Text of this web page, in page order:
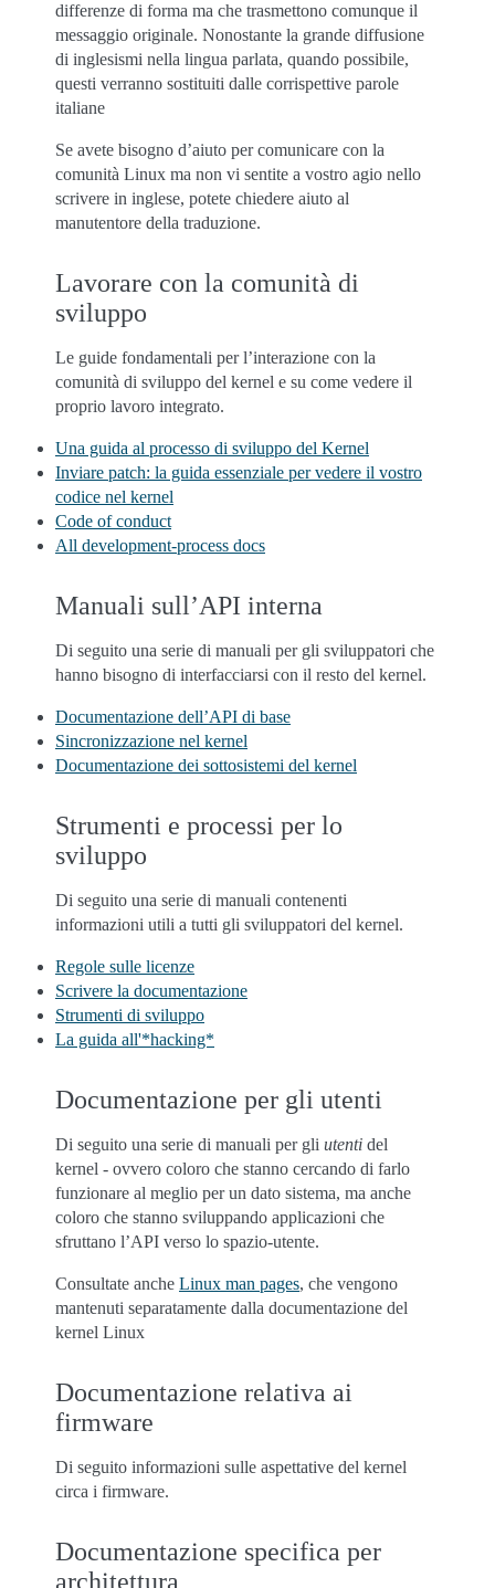
differenze di forma ma che trasmettono comunque il
messaggio originale. Nonostante la grande diffusione
di inglesismi nella lingua parlata, quando possibile,
questi verranno sostituiti dalle corrispettive parole
italiane
Se avete bisogno d’aiuto per comunicare con la
comunità Linux ma non vi sentite a vostro agio nello
scrivere in inglese, potete chiedere aiuto al
manutentore della traduzione.
Lavorare con la comunità di
sviluppo
Le guide fondamentali per l’interazione con la
comunità di sviluppo del kernel e su come vedere il
proprio lavoro integrato.
Una guida al processo di sviluppo del Kernel
Inviare patch: la guida essenziale per vedere il vostro
codice nel kernel
Code of conduct
All development-process docs
Manuali sull’API interna
Di seguito una serie di manuali per gli sviluppatori che
hanno bisogno di interfacciarsi con il resto del kernel.
Documentazione dell’API di base
Sincronizzazione nel kernel
Documentazione dei sottosistemi del kernel
Strumenti e processi per lo
sviluppo
Di seguito una serie di manuali contenenti
informazioni utili a tutti gli sviluppatori del kernel.
Regole sulle licenze
Scrivere la documentazione
Strumenti di sviluppo
La guida all'*hacking*
Documentazione per gli utenti
Di seguito una serie di manuali per gli utenti del
kernel - ovvero coloro che stanno cercando di farlo
funzionare al meglio per un dato sistema, ma anche
coloro che stanno sviluppando applicazioni che
sfruttano l’API verso lo spazio-utente.
Consultate anche Linux man pages, che vengono
mantenuti separatamente dalla documentazione del
kernel Linux
Documentazione relativa ai
firmware
Di seguito informazioni sulle aspettative del kernel
circa i firmware.
Documentazione specifica per
architettura